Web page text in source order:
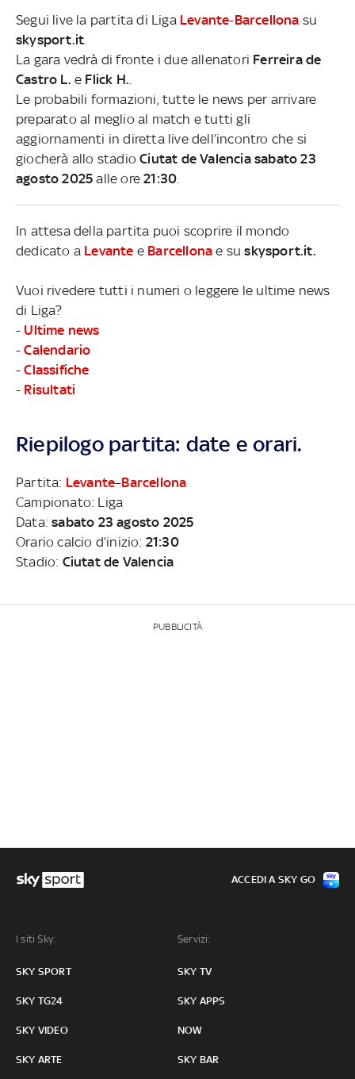
Segui live la partita di Liga Levante-Barcellona su
skysport.it
La gara vedrà di fronte i due allenatori Ferreira de
Castro L. e Flick H.
Le probabili formazioni, tutte le news per arrivare
preparato al meglio al match e tutti gli
aggiornamenti in diretta live dell’incontro che si
giocherà allo stadioCiutat de Valencia sabato 23
agosto 2025 alle ore21:30
In attesa della partita puoi scoprire il mondo
dedicato a Levante e Barcellona e suskysport.it.
Vuoi rivedere tutti i numeri o leggere le ultime news
di Liga?
- Ultime news
-Calendario
-Classifiche
- Risultati
Riepilogo partita: date e orari.
Partita: Levante–Barcellona
Campionato: Liga
Data:sabato 23 agosto 2025
Orario calcio d’inizio: 21:30
Stadio: Ciutat de Valencia
PUBBLICITÀ
I siti Sky:
SKY SPORT
SKY TG24
SKY VIDEO
SKY ARTE
Servizi:
SKY TV
SKY APPS
NOW
SKY BAR
ACCEDI A SKY GO